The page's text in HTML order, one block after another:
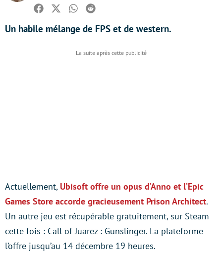
Facebook
TwitterWhatsapp
Reddit
Un habile mélange de FPS et de western.
Actuellement, Ubisoft offre un opus d’Anno et l’Epic
Games Store accorde gracieusement Prison Architect.
Un autre jeu est récupérable gratuitement, sur Steam
cette fois : Call of Juarez : Gunslinger. La plateforme
l’offre jusqu’au 14 décembre 19 heures.